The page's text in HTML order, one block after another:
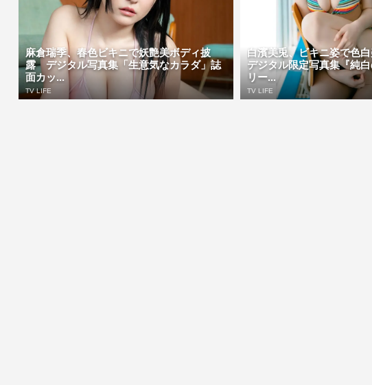
麻倉瑞季、春色ビキニで妖艶美ボディ披
露 デジタル写真集「生意気なカラダ」誌
面カッ...
TV LIFE
白濱美兎、ビキニ姿で色
デジタル限定写真集『純
リー...
TV LIFE